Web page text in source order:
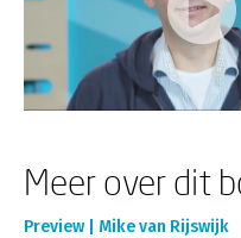
Meer over dit
Preview | Mike van Rijswijk